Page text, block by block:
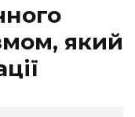
який